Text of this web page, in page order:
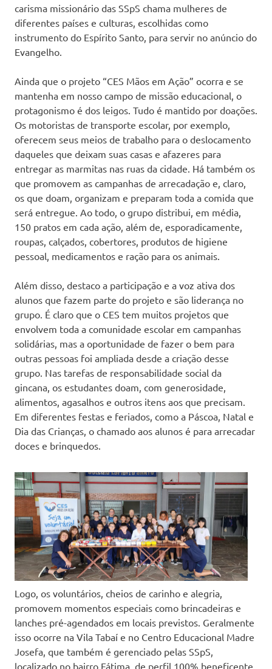
carisma missionário das SSpS chama mulheres de
diferentes países e culturas, escolhidas como
instrumento do Espírito Santo, para servir no anúncio do
Evangelho.
Ainda que o projeto “CES Mãos em Ação” ocorra e se
mantenha em nosso campo de missão educacional, o
protagonismo é dos leigos. Tudo é mantido por doações.
Os motoristas de transporte escolar, por exemplo,
oferecem seus meios de trabalho para o deslocamento
daqueles que deixam suas casas e afazeres para
entregar as marmitas nas ruas da cidade. Há também os
que promovem as campanhas de arrecadação e, claro,
os que doam, organizam e preparam toda a comida que
será entregue. Ao todo, o grupo distribui, em média,
150 pratos em cada ação, além de, esporadicamente,
roupas, calçados, cobertores, produtos de higiene
pessoal, medicamentos e ração para os animais.
Além disso, destaco a participação e a voz ativa dos
alunos que fazem parte do projeto e são liderança no
grupo. É claro que o CES tem muitos projetos que
envolvem toda a comunidade escolar em campanhas
solidárias, mas a oportunidade de fazer o bem para
outras pessoas foi ampliada desde a criação desse
grupo. Nas tarefas de responsabilidade social da
gincana, os estudantes doam, com generosidade,
alimentos, agasalhos e outros itens aos que precisam.
Em diferentes festas e feriados, como a Páscoa, Natal e
Dia das Crianças, o chamado aos alunos é para arrecadar
doces e brinquedos.
Logo, os voluntários, cheios de carinho e alegria,
promovem momentos especiais como brincadeiras e
lanches pré-agendados em locais previstos. Geralmente
isso ocorre na Vila Tabaí e no Centro Educacional Madre
Josefa, que também é gerenciado pelas SSpS,
localizado no bairro Fátima, de perfil 100% beneficente,